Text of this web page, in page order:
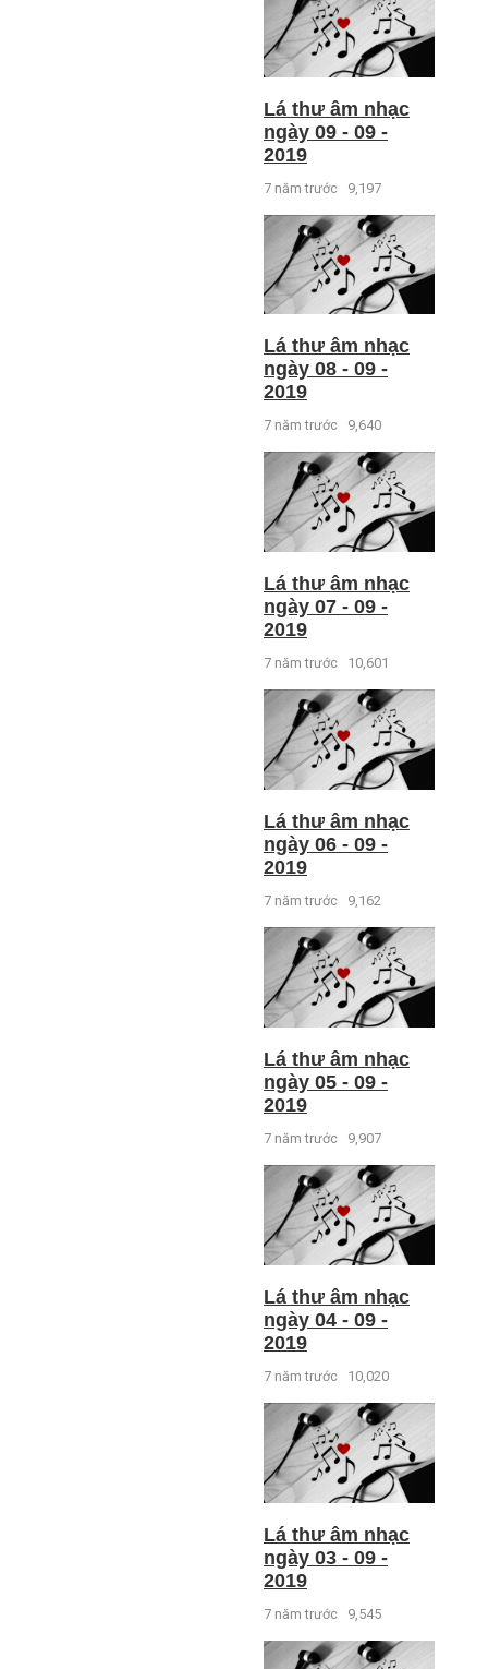
Lá thư âm nhạc
ngày 09 - 09 -
2019
7 năm trước 9,197
Lá thư âm nhạc
ngày 08 - 09 -
2019
7 năm trước 9,640
Lá thư âm nhạc
ngày 07 - 09 -
2019
7 năm trước 10,601
Lá thư âm nhạc
ngày 06 - 09 -
2019
7 năm trước 9,162
Lá thư âm nhạc
ngày 05 - 09 -
2019
7 năm trước 9,907
Lá thư âm nhạc
ngày 04 - 09 -
2019
7 năm trước 10,020
Lá thư âm nhạc
ngày 03 - 09 -
2019
7 năm trước 9,545